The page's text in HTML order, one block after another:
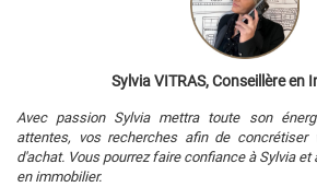
Sylvia VITRAS, Conseillère en
Avec passion Sylvia mettra toute son
attentes, vos recherches afin de concrétiser
d'achat. Vous pourrez faire confiance à Sylvia et
en immobilier.